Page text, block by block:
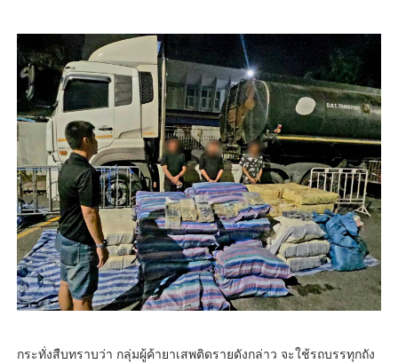
กระทั่งสืบทราบว่า กลุ่มผู้ค้ายาเสพติดรายดังกล่าว จะใช้รถบรรทุกถัง